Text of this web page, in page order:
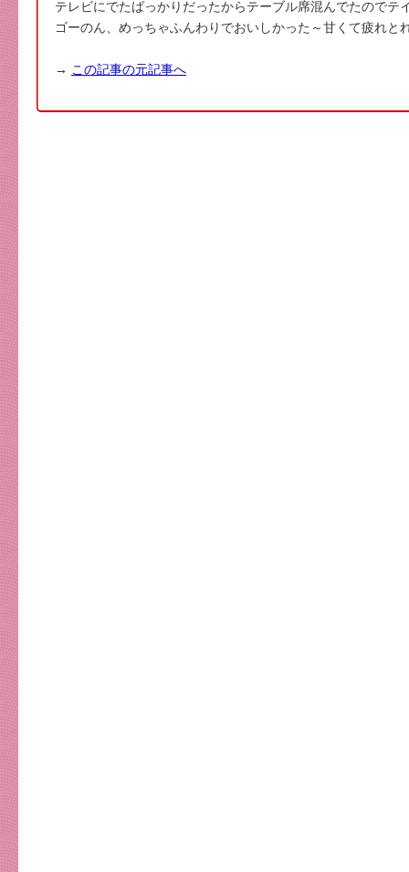
テレビにでたばっかりだったからテーブル席混んでたので
ゴーのん、めっちゃふんわりでおいしかった～甘くて疲れと
→ この記事の元記事へ